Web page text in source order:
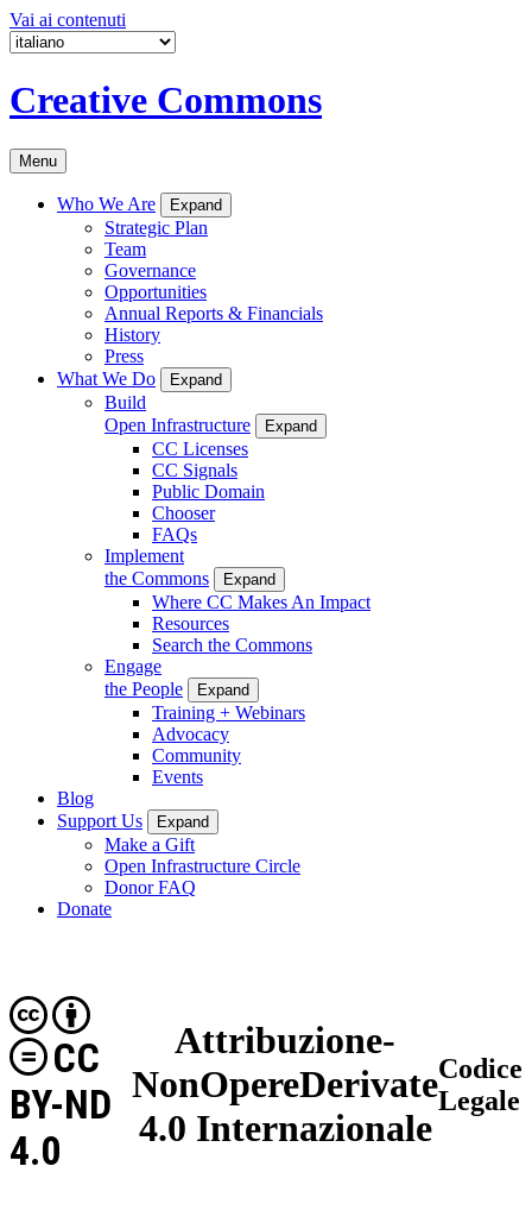
Vai ai contenuti
Creative Commons
Menu
Who We Are Expand
Strategic Plan
Team
Governance
Opportunities
Annual Reports & Financials
History
Press
What We Do
Expand
Build
Open Infrastructure
Expand
CC Licenses
CC Signals
Public Domain
Chooser
FAQs
Implement
the Commons
Expand
Where CC Makes An Impact
Resources
Search the Commons
Engage
the People
Expand
Training + Webinars
Advocacy
Community
Events
Blog
Support Us
Expand
Make a Gift
Open Infrastructure Circle
Donor FAQ
Donate
Attribuzione-
NonOpereDerivate
4.0 Internazionale
CC
BY-ND
4.0
Codice
Legale